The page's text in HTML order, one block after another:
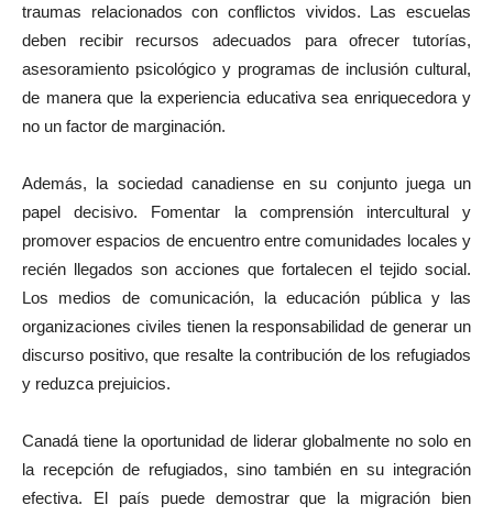
traumas relacionados con conflictos vividos. Las escuelas
deben recibir recursos adecuados para ofrecer tutorías,
asesoramiento psicológico y programas de inclusión cultural,
de manera que la experiencia educativa sea enriquecedora y
no un factor de marginación.
Además, la sociedad canadiense en su conjunto juega un
papel decisivo. Fomentar la comprensión intercultural y
promover espacios de encuentro entre comunidades locales y
recién llegados son acciones que fortalecen el tejido social.
Los medios de comunicación, la educación pública y las
organizaciones civiles tienen la responsabilidad de generar un
discurso positivo, que resalte la contribución de los refugiados
y reduzca prejuicios.
Canadá tiene la oportunidad de liderar globalmente no solo en
la recepción de refugiados, sino también en su integración
efectiva. El país puede demostrar que la migración bien